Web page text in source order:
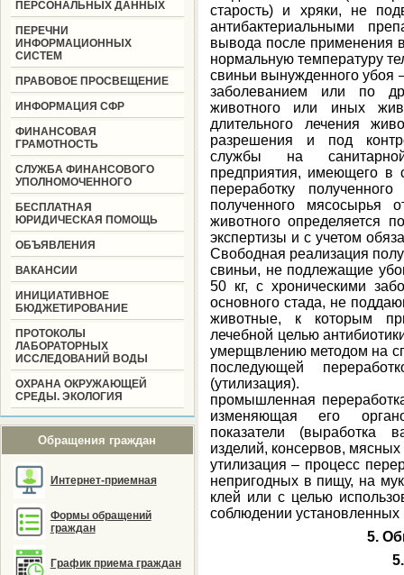
ПЕРСОНАЛЬНЫХ ДАННЫХ
ПЕРЕЧНИ
ИНФОРМАЦИОННЫХ
СИСТЕМ
ПРАВОВОЕ ПРОСВЕЩЕНИЕ
ИНФОРМАЦИЯ СФР
ФИНАНСОВАЯ
ГРАМОТНОСТЬ
СЛУЖБА ФИНАНСОВОГО
УПОЛНОМОЧЕННОГО
БЕСПЛАТНАЯ
ЮРИДИЧЕСКАЯ ПОМОЩЬ
ОБЪЯВЛЕНИЯ
ВАКАНСИИ
ИНИЦИАТИВНОЕ
БЮДЖЕТИРОВАНИЕ
ПРОТОКОЛЫ
ЛАБОРАТОРНЫХ
ИССЛЕДОВАНИЙ ВОДЫ
ОХРАНА ОКРУЖАЮЩЕЙ
СРЕДЫ. ЭКОЛОГИЯ
Обращения граждан
Интернет-приемная
Формы обращений
граждан
График приема граждан
старость) и хряки, не
антибактериальными
вывода после применения
нормальную температуру
свиньи вынужденного убоя
заболеванием или по
животного или иных
длительного лечения
разрешения и под
службы на
предприятия, имеющего в
переработку
полученного мясосырья
животного определяется
экспертизы и с учетом
Свободная реализация
свиньи, не подлежащие
50 кг, с хроническими
основного стада, не
животные, к которым
лечебной целью
умерщвлению методом на
последующей
(утилизация).
промышленная
изменяющая его
показатели (выработка
изделий, консервов, мясных
утилизация – процесс
непригодных в пищу, на
клей или с целью
соблюдении установленных
5.